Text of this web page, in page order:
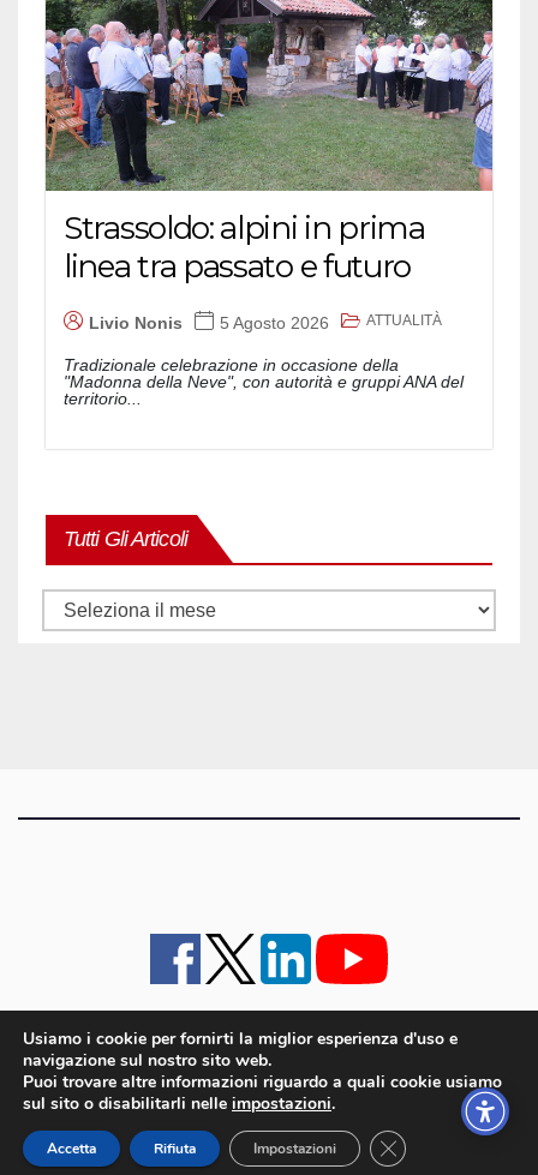
Strassoldo: alpini in prima
linea tra passato e futuro
Livio Nonis 5 Agosto 2026 ATTUALITÀ
Tradizionale celebrazione in occasione della
"Madonna della Neve", con autorità e gruppi ANA del
territorio...
Tutti Gli Articoli
Tutti
iMagazine · contatti e staff · lavora con noi
Cookie policy UE
iMagazine è un marchio di proprietà di Goliardica Editrice redazione in via Aquileia 64a,
Bagnaria Arsa (UD) - P.iva 00559050315
© 2006 - 2026 Goliardica Editrice
Usiamo i cookie per fornirti la miglior esperienza d'uso e
navigazione sul nostro sito web.
Puoi trovare altre informazioni riguardo a quali cookie usiamo
sul sito o disabilitarli nelle impostazioni.
Accetta Rifiuta Impostazioni Close GDPR